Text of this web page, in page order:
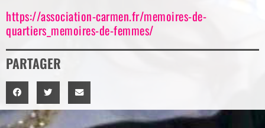
https://association-carmen.fr/memoires-de-
quartiers_memoires-de-femmes/
PARTAGER